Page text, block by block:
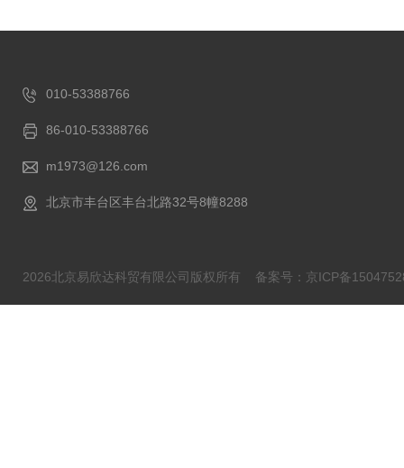
010-53388766
86-010-53388766
m1973@126.com
北京市丰台区丰台北路32号8幢8288
2026北京易欣达科贸有限公司版权所有 备案号：京ICP备